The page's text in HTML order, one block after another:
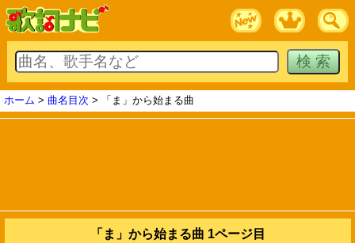
ホーム > 曲名目次 > 「ま」から始まる曲
「ま」から始まる曲 1ページ目